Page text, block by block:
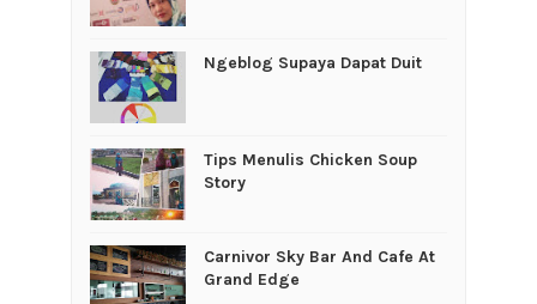
Ngeblog Supaya Dapat Duit
Tips Menulis Chicken Soup
Story
Carnivor Sky Bar And Cafe At
Grand Edge